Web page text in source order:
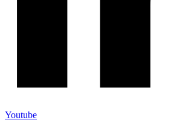
Youtube